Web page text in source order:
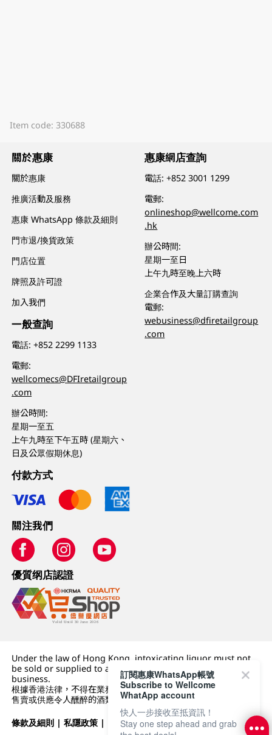
Item code: 330688
關於惠康
關於惠康
推廣活動及服務
惠康 WhatsApp 條款及細則
門市退/換貨政策
門店位置
牌照及許可證
加入我們
一般查詢
電話:+852 2299 1133
電郵:
wellcomecs@DFIretailgroup
.com
辦公時間:
星期一至五
上午九時至下午五時 (星期六、
日及公眾假期休息)
惠康網店查詢
電話:+852 3001 1299
電郵:
onlineshop@wellcome.com
.hk
辦公時間:
星期一至日
上午九時至晚上六時
企業合作及大量訂購查詢
電郵:
webusiness@dfiretailgroup
.com
付款方式
關注我們
優質纲店認證
Under the law of Hong Kong, intoxicating liquor must not
be sold or supplied to a minor (under 18) in the course of
business.
根據香港法律，不得在業務過程中，向未成年人 (18 歲以下人士)
售賣或供應令人醺醉的酒類。
條款及細則 |私隱政策 | DFI零售集團
訂閱惠康WhatsApp帳號
Subscribe to Wellcome
WhatApp account
快人一步接收至抵資訊！
Stay one step ahead and grab